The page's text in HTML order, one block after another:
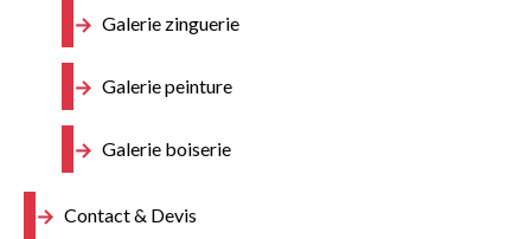
Galerie zinguerie
Galerie peinture
Galerie boiserie
Contact & Devis